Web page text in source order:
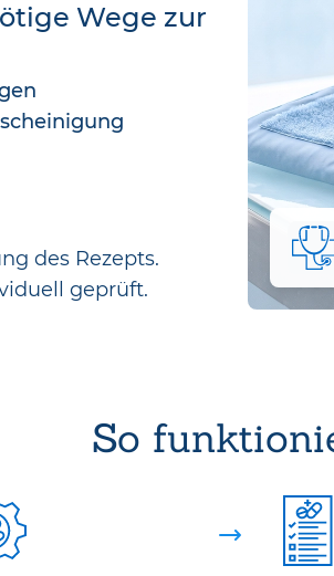
Wege zur
des Rezepts.
geprüft.
So